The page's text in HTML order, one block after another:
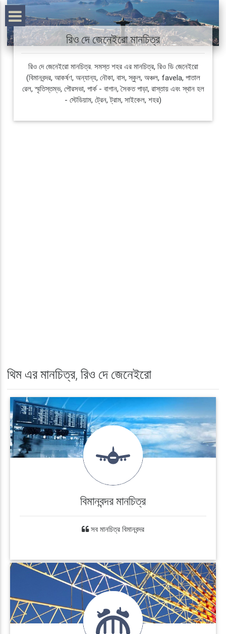
রিও দে জেনেইরো মানচিত্র
রিও দে জেনেইরো মানচিত্র. সমস্ত শহর এর মানচিত্র, রিও ডি জেনেইরো
(বিমানবন্দর, আকর্ষণ, অন্যান্য, নৌকা, বাস, স্কুল, অঞ্চল, favela, পাতাল
রেল, স্মৃতিস্তম্ভ, পৌরসভা, পার্ক - বাগান, সৈকত পাড়া, রাস্তায় এবং স্থান হল
- স্টেডিয়াম, ট্রেন, ট্রাম, সাইকেল, শহর)
থিম এর মানচিত্র, রিও দে জেনেইরো
বিমানবন্দর মানচিত্র
সব মানচিত্র বিমানবন্দর